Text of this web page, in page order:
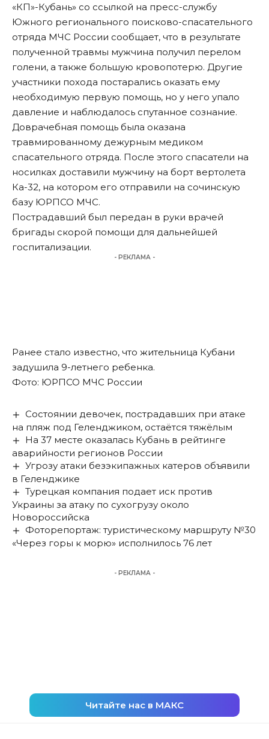
«КП»-Кубань» со ссылкой на пресс-службу
Южного регионального поисково-спасательного
отряда МЧС России сообщает, что в результате
полученной травмы мужчина получил перелом
голени, а также большую кровопотерю. Другие
участники похода постарались оказать ему
необходимую первую помощь, но у него упало
давление и наблюдалось спутанное сознание.
Доврачебная помощь была оказана
травмированному дежурным медиком
спасательного отряда. После этого спасатели на
носилках доставили мужчину на борт вертолета
Ка-32, на котором его отправили на сочинскую
базу ЮРПСО МЧС.
Пострадавший был передан в руки врачей
бригады скорой помощи для дальнейшей
госпитализации.
- РЕКЛАМА -
Ранее стало известно, что жительница Кубани
задушила 9-летнего ребенка.
Фото: ЮРПСО МЧС России
Состоянии девочек, пострадавших при атаке
на пляж под Геленджиком, остаётся тяжёлым
На 37 месте оказалась Кубань в рейтинге
аварийности регионов России
Угрозу атаки безэкипажных катеров объявили
в Геленджике
Турецкая компания подает иск против
Украины за атаку по сухогрузу около
Новороссийска
Фоторепортаж: туристическому маршруту №30
«Через горы к морю» исполнилось 76 лет
- РЕКЛАМА -
Читайте нас в МАКС